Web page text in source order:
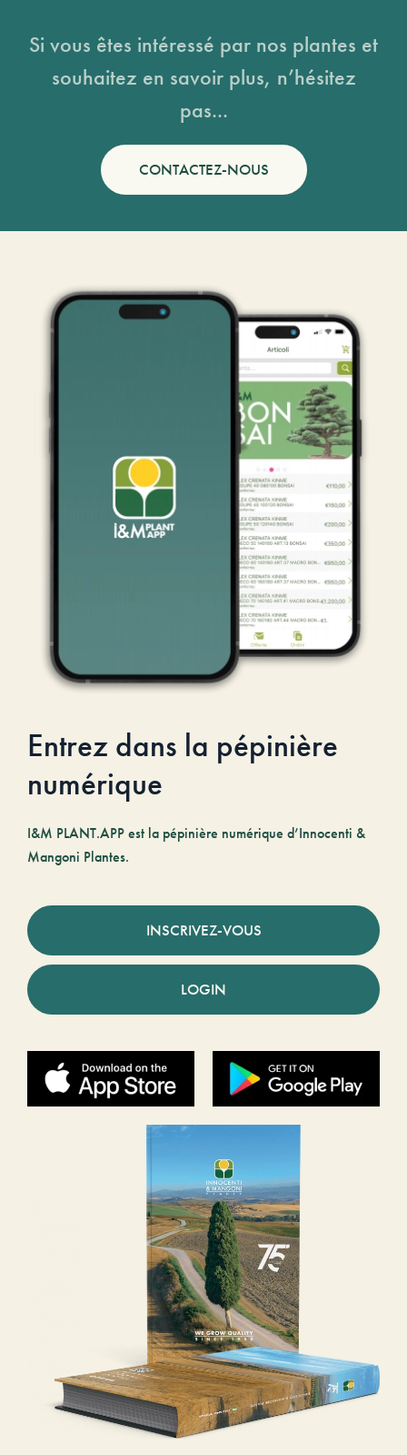
Si vous êtes intéressé par nos plantes et
souhaitez en savoir plus, n’hésitez
pas...
CONTACTEZ-NOUS
Entrez dans la pépinière
numérique
I&M PLANT.APP est la pépinière numérique d’Innocenti &
Mangoni Plantes.
INSCRIVEZ-VOUS
LOGIN